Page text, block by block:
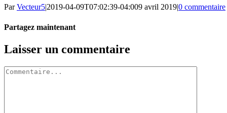
ParVecteur5|2019-04-09T07:02:39-04:009 avril 2019|0 commentaire
Partagez maintenant
Facebook
Twitter
LinkedIn
Tumblr
Pinterest
Email
Laisser un commentaire
Commentaire